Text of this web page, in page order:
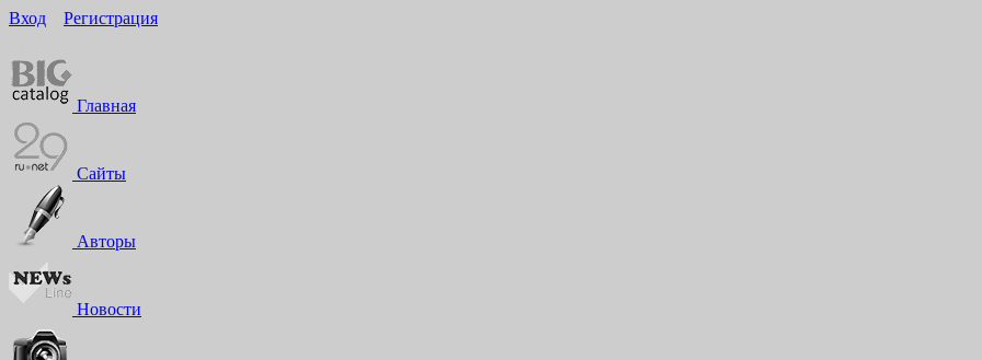
Вход
Регистрация
Главная
Сайты
Авторы
Новости